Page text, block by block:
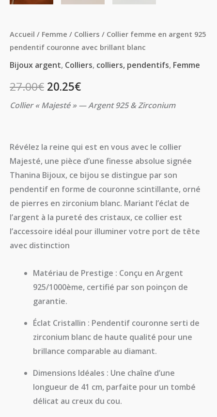
Accueil / Femme / Colliers / Collier femme en argent 925
pendentif couronne avec brillant blanc
Bijoux argent, Colliers, colliers, pendentifs, Femme
27.00€ 20.25€
Collier « Majesté » — Argent 925 & Zirconium
Révélez la reine qui est en vous avec le collier
Majesté, une pièce d’une finesse absolue signée
Thanina Bijoux, ce bijou se distingue par son
pendentif en forme de couronne scintillante, orné
de pierres en zirconium blanc. Mariant l’éclat de
l’argent à la pureté des cristaux, ce collier est
l’accessoire idéal pour illuminer votre port de tête
avec distinction
Matériau de Prestige : Conçu en Argent
925/1000ème, certifié par son poinçon de
garantie.
Éclat Cristallin : Pendentif couronne serti de
zirconium blanc de haute qualité pour une
brillance comparable au diamant.
Dimensions Idéales : Une chaîne d’une
longueur de 41 cm, parfaite pour un tombé
délicat au creux du cou.